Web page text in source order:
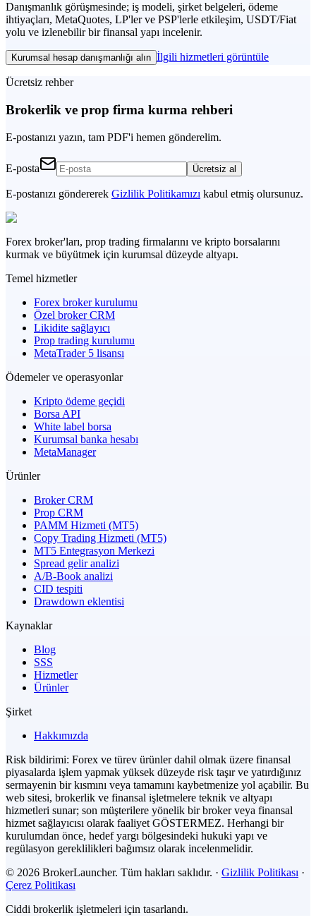
Danışmanlık görüşmesinde; iş modeli, şirket belgeleri, ödeme
ihtiyaçları, MetaQuotes, LP'ler ve PSP'lerle etkileşim, USDT/Fiat
yolu ve izlenebilir bir finansal yapı incelenir.
Kurumsal hesap danışmanlığı alın İlgili hizmetleri görüntüle
Ücretsiz rehber
Brokerlik ve prop firma kurma rehberi
E-postanızı yazın, tam PDF'i hemen gönderelim.
E-posta Ücretsiz al
E-postanızı göndererek Gizlilik Politikamızı kabul etmiş olursunuz.
Forex broker'ları, prop trading firmalarını ve kripto borsalarını
kurmak ve büyütmek için kurumsal düzeyde altyapı.
Temel hizmetler
Forex broker kurulumu
Özel broker CRM
Likidite sağlayıcı
Prop trading kurulumu
MetaTrader 5 lisansı
Ödemeler ve operasyonlar
Kripto ödeme geçidi
Borsa API
White label borsa
Kurumsal banka hesabı
MetaManager
Ürünler
Broker CRM
Prop CRM
PAMM Hizmeti (MT5)
Copy Trading Hizmeti (MT5)
MT5 Entegrasyon Merkezi
Spread gelir analizi
A/B-Book analizi
CID tespiti
Drawdown eklentisi
Kaynaklar
Blog
SSS
Hizmetler
Ürünler
Şirket
Hakkımızda
Risk bildirimi: Forex ve türev ürünler dahil olmak üzere finansal
piyasalarda işlem yapmak yüksek düzeyde risk taşır ve yatırdığınız
sermayenin bir kısmını veya tamamını kaybetmenize yol açabilir. Bu
web sitesi, brokerlik ve finansal işletmelere teknik ve altyapı
hizmetleri sunar; son müşterilere yönelik bir broker veya finansal
hizmet sağlayıcısı olarak faaliyet GÖSTERMEZ. Herhangi bir
kurulumdan önce, hedef yargı bölgesindeki hukuki yapı ve
regülasyon gereklilikleri bağımsız olarak incelenmelidir.
© 2026 BrokerLauncher. Tüm hakları saklıdır. · Gizlilik Politikası ·
Çerez Politikası
Ciddi brokerlik işletmeleri için tasarlandı.